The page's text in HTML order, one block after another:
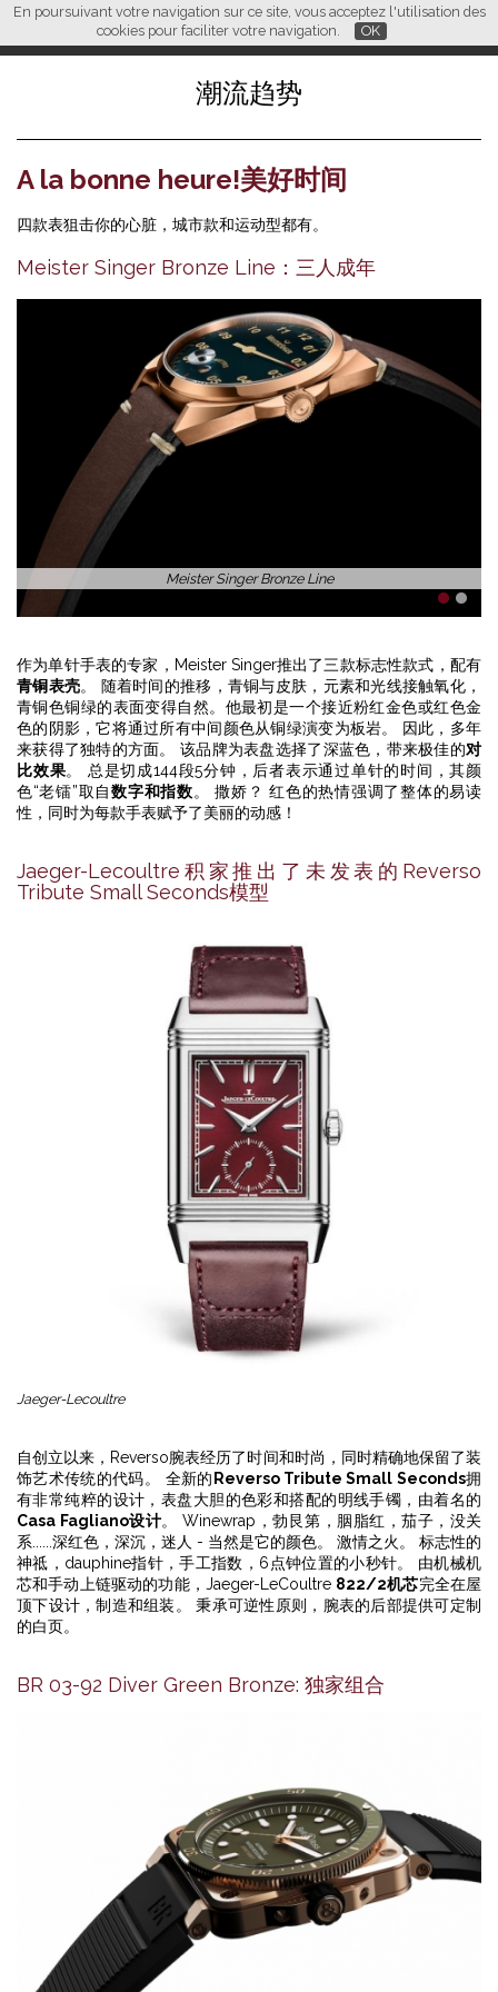
En poursuivant votre navigation sur ce site, vous acceptez l'utilisation des
cookies pour faciliter votre navigation.
OK
FR EN CN
L M
潮流趋势
A la bonne heure!美好时间
四款表狙击你的心脏，城市款和运动型都有。
Meister Singer Bronze Line：三人成年
Meister Singer Bronze Line
1 2
作为单针手表的专家，Meister Singer推出了三款标志性款式，配有
青铜表壳。 随着时间的推移，青铜与皮肤，元素和光线接触氧化，
青铜色铜绿的表面变得自然。他最初是一个接近粉红金色或红色金
色的阴影，它将通过所有中间颜色从铜绿演变为板岩。 因此，多年
来获得了独特的方面。 该品牌为表盘选择了深蓝色，带来极佳的对
比效果。 总是切成144段5分钟，后者表示通过单针的时间，其颜
色“老镭”取自数字和指数。 撒娇？ 红色的热情强调了整体的易读
性，同时为每款手表赋予了美丽的动感！
Jaeger-Lecoultre积家推出了未发表的Reverso
Tribute Small Seconds模型
Jaeger-Lecoultre
自创立以来，Reverso腕表经历了时间和时尚，同时精确地保留了装
饰艺术传统的代码。 全新的 Reverso Tribute Small Seconds拥
有非常纯粹的设计，表盘大胆的色彩和搭配的明线手镯，由着名的
Casa Fagliano设计。 Winewrap，勃艮第，胭脂红，茄子，没关
系......深红色，深沉，迷人 - 当然是它的颜色。 激情之火。 标志性的
神祗，dauphine指针，手工指数，6点钟位置的小秒针。 由机械机
芯和手动上链驱动的功能，Jaeger-LeCoultre 822/2机芯完全在屋
顶下设计，制造和组装。 秉承可逆性原则，腕表的后部提供可定制
的白页。
BR 03-92 Diver Green Bronze: 独家组合